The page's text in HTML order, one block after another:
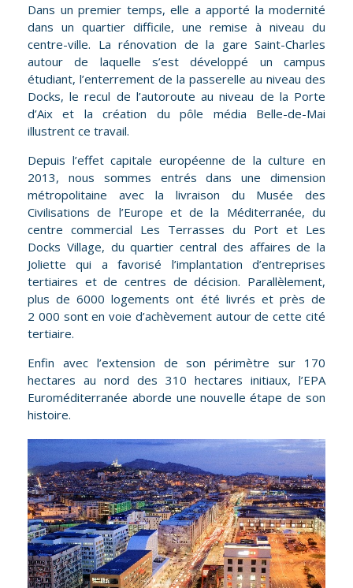
Dans un premier temps, elle a apporté la modernité
dans un quartier difficile, une remise à niveau du
centre-ville. La rénovation de la gare Saint-Charles
autour de laquelle s’est développé un campus
étudiant, l’enterrement de la passerelle au niveau des
Docks, le recul de l’autoroute au niveau de la Porte
d’Aix et la création du pôle média Belle-de-Mai
illustrent ce travail.
Depuis l’effet capitale européenne de la culture en
2013, nous sommes entrés dans une dimension
métropolitaine avec la livraison du Musée des
Civilisations de l’Europe et de la Méditerranée, du
centre commercial Les Terrasses du Port et Les
Docks Village, du quartier central des affaires de la
Joliette qui a favorisé l’implantation d’entreprises
tertiaires et de centres de décision. Parallèlement,
plus de 6000 logements ont été livrés et près de
2 000 sont en voie d’achèvement autour de cette cité
tertiaire.
Enfin avec l’extension de son périmètre sur 170
hectares au nord des 310 hectares initiaux, l’EPA
Euroméditerranée aborde une nouvelle étape de son
histoire.